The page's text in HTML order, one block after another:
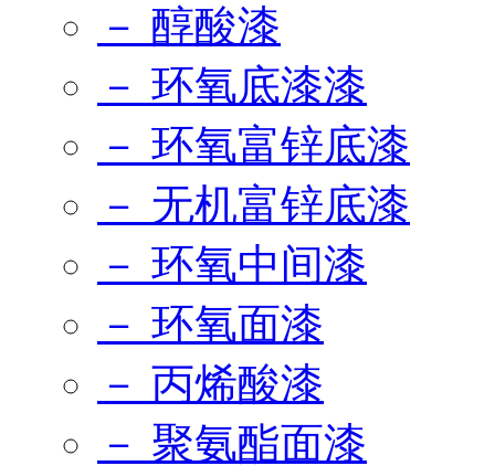
－ 醇酸漆
－ 环氧底漆漆
－ 环氧富锌底漆
－ 无机富锌底漆
－ 环氧中间漆
－ 环氧面漆
－ 丙烯酸漆
－ 聚氨酯面漆